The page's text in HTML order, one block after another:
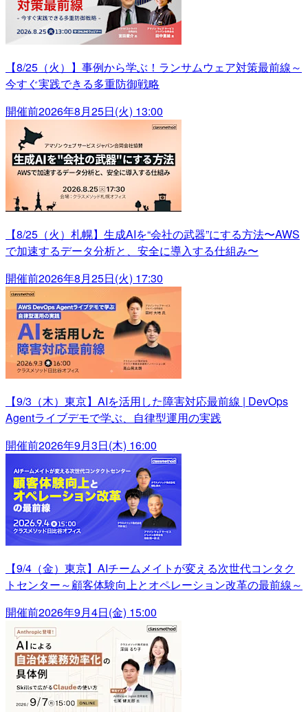
【8/25（火）】事例から学ぶ！ランサムウェア対策最前線～
今すぐ実践できる多重防御戦略
開催前2026年8月25日(火) 13:00
【8/25（火）札幌】生成AIを“会社の武器”にする方法〜AWS
で加速するデータ分析と、安全に導入する仕組み〜
開催前2026年8月25日(火) 17:30
【9/3（木）東京】AIを活用した障害対応最前線 | DevOps
Agentライブデモで学ぶ、自律型運用の実践
開催前2026年9月3日(木) 16:00
【9/4（金）東京】AIチームメイトが変える次世代コンタク
トセンター～顧客体験向上とオペレーション改革の最前線～
開催前2026年9月4日(金) 15:00